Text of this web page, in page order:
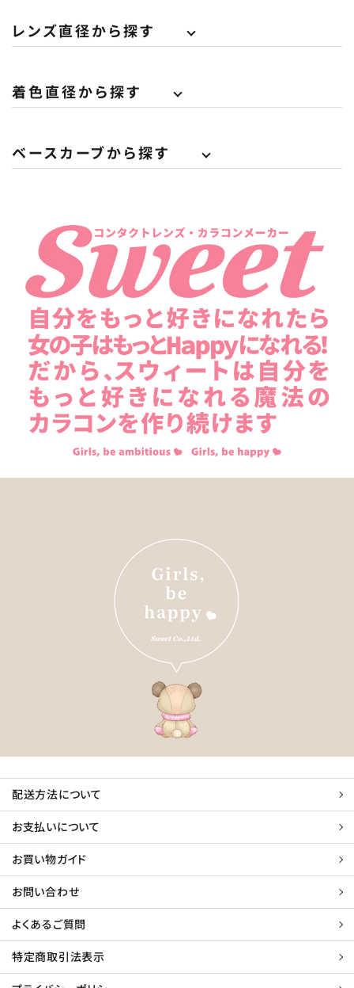
レンズ直径から探す
着色直径から探す
ベースカーブから探す
配送方法について
お支払いについて
お買い物ガイド
お問い合わせ
よくあるご質問
特定商取引法表示